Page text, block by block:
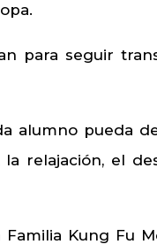
para seguir
alumno pueda
relajación, el
Kung Fu